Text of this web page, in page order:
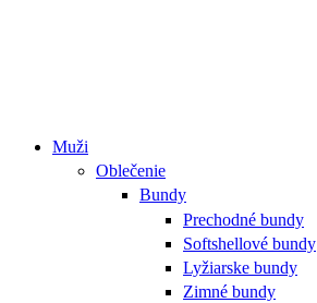
Muži
Oblečenie
Bundy
Prechodné bundy
Softshellové bundy
Lyžiarske bundy
Zimné bundy